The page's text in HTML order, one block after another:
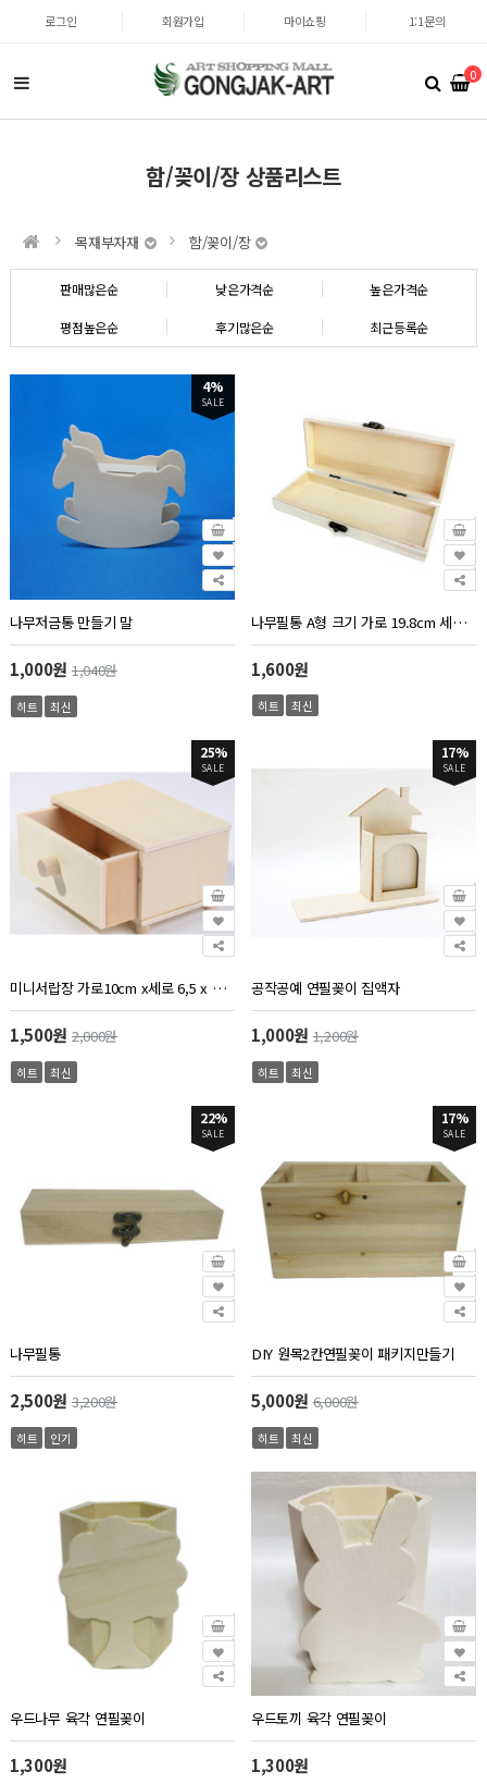
로그인 회원가입 마이쇼핑 1:1문의
0
함/꽂이/장 상품리스트
목재부자재 함/꽂이/장
판매많은순 낮은가격순 높은가격순
평점높은순 후기많은순 최근등록순
4%
SALE
나무저금통 만들기 말
1,000원 1,040원
히트 최신
나무필통 A형 크기 가로 19.8cm 세로 7.8cm 높이 3.4cm
1,600원
히트 최신
25%
SALE
미니서랍장 가로10cm x세로 6,5 x 높이5,8cm
1,500원 2,000원
히트 최신
17%
SALE
공작공예 연필꽂이 집액자
1,000원1,200원
히트 최신
22%
SALE
나무필통
2,500원 3,200원
히트 인기
17%
SALE
DIY 원목2칸연필꽂이 패키지만들기
5,000원6,000원
히트 최신
우드나무 육각 연필꽂이
1,300원
우드토끼 육각 연필꽂이
1,300원